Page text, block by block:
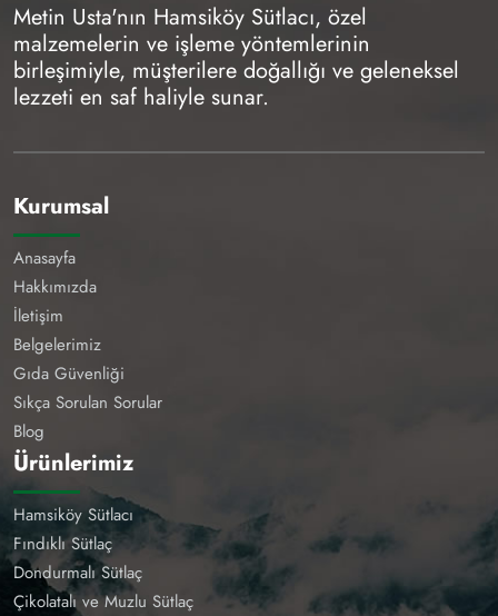
Metin Usta'nın Hamsiköy Sütlacı, özel
malzemelerin ve işleme yöntemlerinin
birleşimiyle, müşterilere doğallığı ve geleneksel
lezzeti en saf haliyle sunar.
Kurumsal
Anasayfa
Hakkımızda
İletişim
Belgelerimiz
Gıda Güvenliği
Sıkça Sorulan Sorular
Blog
Ürünlerimiz
Hamsiköy Sütlacı
Fındıklı Sütlaç
Dondurmalı Sütlaç
Çikolatalı ve Muzlu Sütlaç